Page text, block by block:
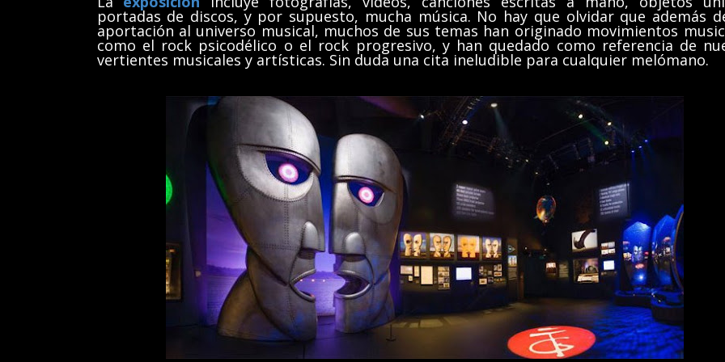
portadas de discos, y por supuesto, mucha música. No hay que olvidar que además
aportación al universo musical, muchos de sus temas han originado movimientos
como el rock psicodélico o el rock progresivo, y han quedado como referencia de
vertientes musicales y artísticas. Sin duda una cita ineludible para cualquier melómano.